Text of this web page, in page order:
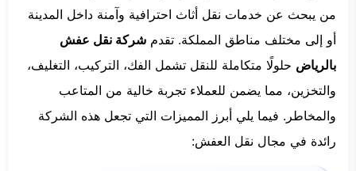
من يبحث عن خدمات نقل أثاث احترافية وآمنة داخل المدينة
أو إلى مختلف مناطق المملكة. تقدم شركة نقل عفش
بالرياض حلولًا متكاملة للنقل تشمل الفك، التركيب، التغليف،
والتخزين، مما يضمن للعملاء تجربة خالية من المتاعب
والمخاطر. فيما يلي أبرز المميزات التي تجعل هذه الشركة
رائدة في مجال نقل العفش: